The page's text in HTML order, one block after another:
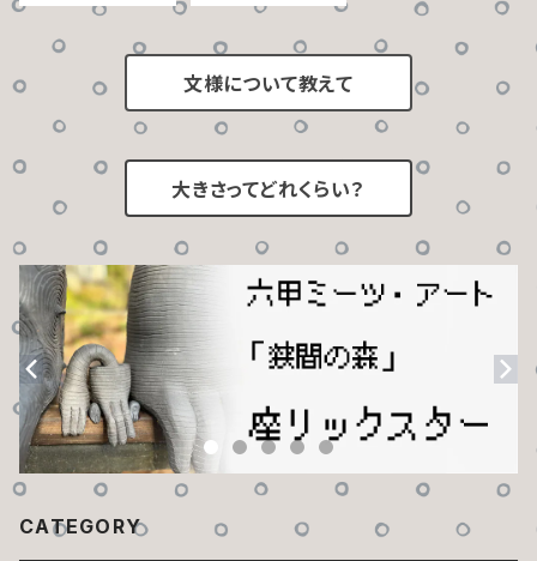
文様について教えて
大きさってどれくらい？
CATEGORY